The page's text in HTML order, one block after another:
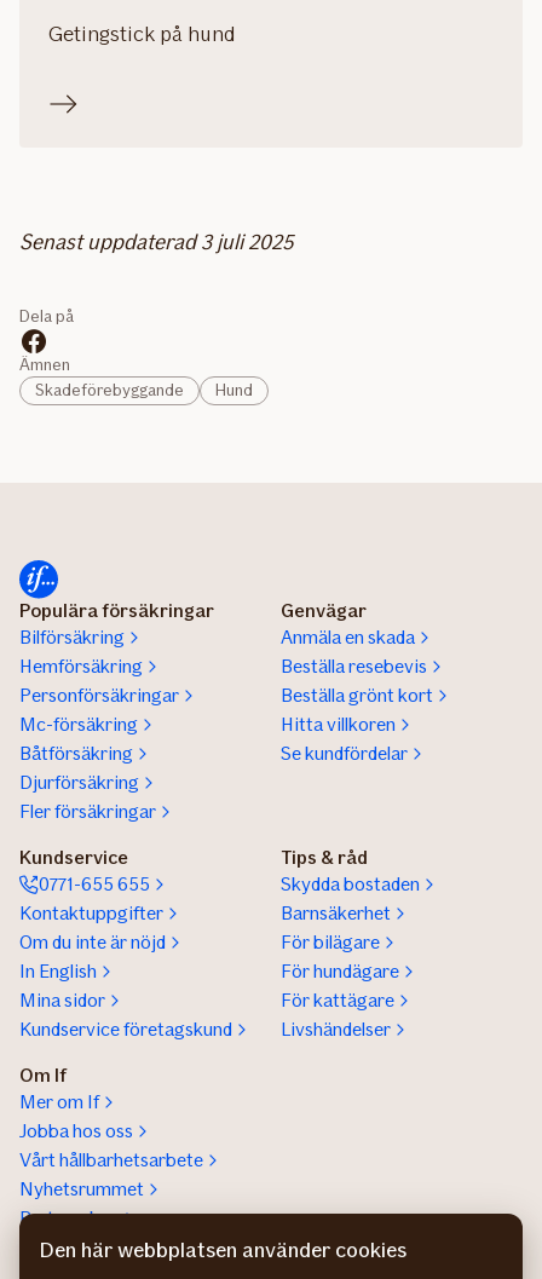
Getingstick på hund
Senast uppdaterad 3 juli 2025
Dela på
Ämnen
Skadeförebyggande
Hund
Populära försäkringar
Bilförsäkring
Hemförsäkring
Personförsäkringar
Mc-försäkring
Båtförsäkring
Djurförsäkring
Fler försäkringar
Genvägar
Anmäla en skada
Beställa resebevis
Beställa grönt kort
Hitta villkoren
Se kundfördelar
Kundservice
0771-655 655
Kontaktuppgifter
Om du inte är nöjd
In English
Mina sidor
Kundservice företagskund
Tips & råd
Skydda bostaden
Barnsäkerhet
För bilägare
För hundägare
För kattägare
Livshändelser
Om If
Mer om If
Jobba hos oss
Vårt hållbarhetsarbete
Nyhetsrummet
Partnerskap
Help a lot award
Den här webbplatsen använder cookies